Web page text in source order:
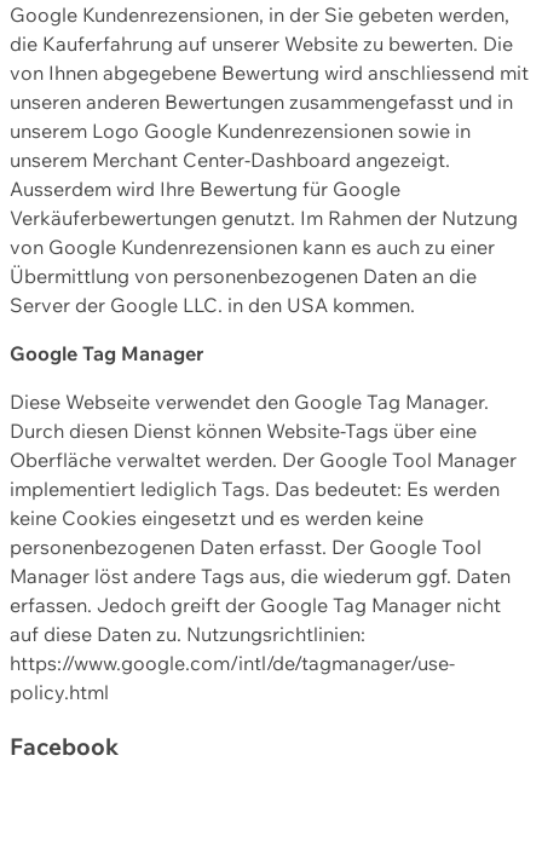
Google Kundenrezensionen, in der Sie gebeten werden,
die Kauferfahrung auf unserer Website zu bewerten. Die
von Ihnen abgegebene Bewertung wird anschliessend mit
unseren anderen Bewertungen zusammengefasst und in
unserem Logo Google Kundenrezensionen sowie in
unserem Merchant Center-Dashboard angezeigt.
Ausserdem wird Ihre Bewertung für Google
Verkäuferbewertungen genutzt. Im Rahmen der Nutzung
von Google Kundenrezensionen kann es auch zu einer
Übermittlung von personenbezogenen Daten an die
Server der Google LLC. in den USA kommen.
Google Tag Manager
Diese Webseite verwendet den Google Tag Manager.
Durch diesen Dienst können Website-Tags über eine
Oberfläche verwaltet werden. Der Google Tool Manager
implementiert lediglich Tags. Das bedeutet: Es werden
keine Cookies eingesetzt und es werden keine
personenbezogenen Daten erfasst. Der Google Tool
Manager löst andere Tags aus, die wiederum ggf. Daten
erfassen. Jedoch greift der Google Tag Manager nicht
auf diese Daten zu. Nutzungsrichtlinien:
https://www.google.com/intl/de/tagmanager/use-
policy.html
Facebook